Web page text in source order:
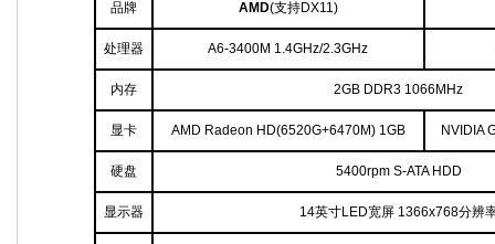
品牌 AMD(支持DX11)
处理器 A6-3400M 1.4GHz/2.3GHz
内存 2GB DDR3 1066MHz
显卡 AMD Radeon HD(6520G+6470M) 1GB NVIDIA
硬盘 5400rpm S-ATA HDD
显示器 14英寸LED宽屏 1366x768分辨